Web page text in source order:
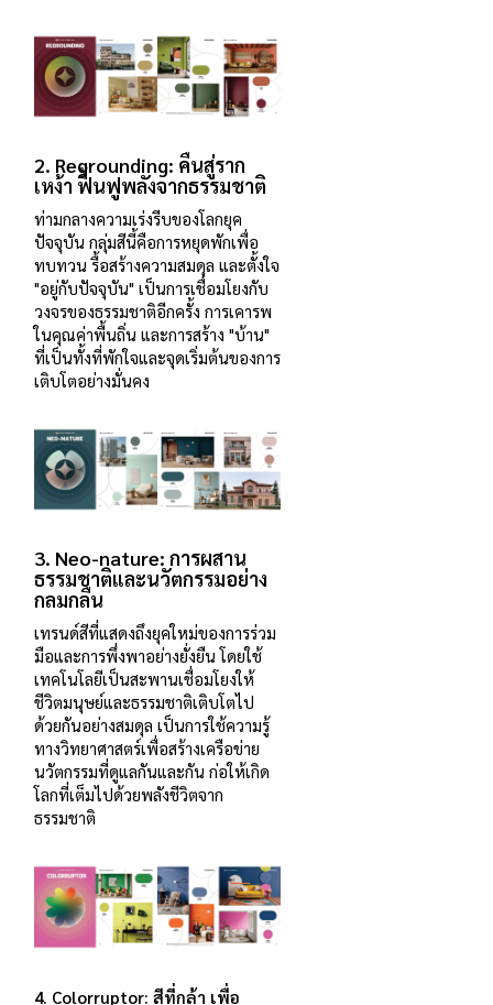
2. Regrounding: คืนสู่ราก
เหง้า ฟื้นฟูพลังจากธรรมชาติ
ท่ามกลางความเร่งรีบของโลกยุค
ปัจจุบัน กลุ่มสีนี้คือการหยุดพักเพื่อ
ทบทวน รื้อสร้างความสมดุล และตั้งใจ
"อยู่กับปัจจุบัน" เป็นการเชื่อมโยงกับ
วงจรของธรรมชาติอีกครั้ง การเคารพ
ในคุณค่าพื้นถิ่น และการสร้าง "บ้าน"
ที่เป็นทั้งที่พักใจและจุดเริ่มต้นของการ
เติบโตอย่างมั่นคง
3. Neo-nature: การผสาน
ธรรมชาติและนวัตกรรมอย่าง
กลมกลืน
เทรนด์สีที่แสดงถึงยุคใหม่ของการร่วม
มือและการพึ่งพาอย่างยั่งยืน โดยใช้
เทคโนโลยีเป็นสะพานเชื่อมโยงให้
ชีวิตมนุษย์และธรรมชาติเติบโตไป
ด้วยกันอย่างสมดุล เป็นการใช้ความรู้
ทางวิทยาศาสตร์เพื่อสร้างเครือข่าย
นวัตกรรมที่ดูแลกันและกัน ก่อให้เกิด
โลกที่เต็มไปด้วยพลังชีวิตจาก
ธรรมชาติ
4. Colorruptor: สีที่กล้า เพื่อ